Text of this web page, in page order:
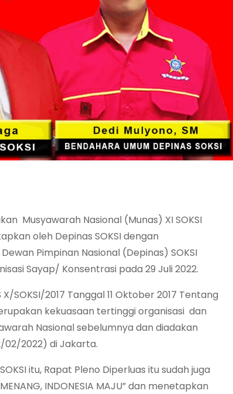
Musyawarah Nasional (Munas) XI SOKSI
oleh Depinas SOKSI dengan
Pimpinan Nasional (Depinas) SOKSI
Sayap/ Konsentrasi pada 29 Juli 2022.
SOKSI/2017 Tanggal 11 Oktober 2017 Tentang
kekuasaan tertinggi organisasi dan
Nasional sebelumnya dan diadakan
02/2022) di Jakarta.
itu, Rapat Pleno Diperluas itu sudah juga
INDONESIA MAJU” dan menetapkan